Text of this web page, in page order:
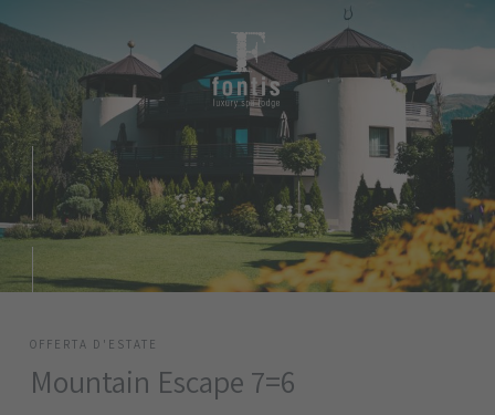
OFFERTA D'ESTATE
Mountain Escape 7=6